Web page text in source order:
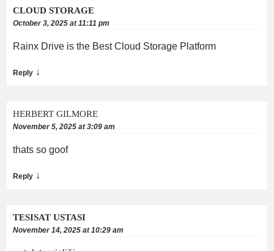
CLOUD STORAGE
October 3, 2025 at 11:11 pm
Rainx Drive is the Best Cloud Storage Platform
Reply ↓
HERBERT GILMORE
November 5, 2025 at 3:09 am
thats so goof
Reply ↓
TESISAT USTASI
November 14, 2025 at 10:29 am